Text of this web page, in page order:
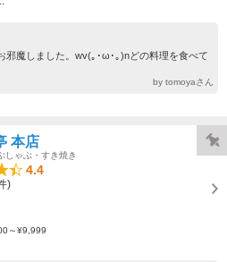
邪魔しました。wv(｡･ω･｡)nどの料理を食べて
by tomoyaさん
本店
しゃぶ・すき焼き
4.4
)
～¥9,999